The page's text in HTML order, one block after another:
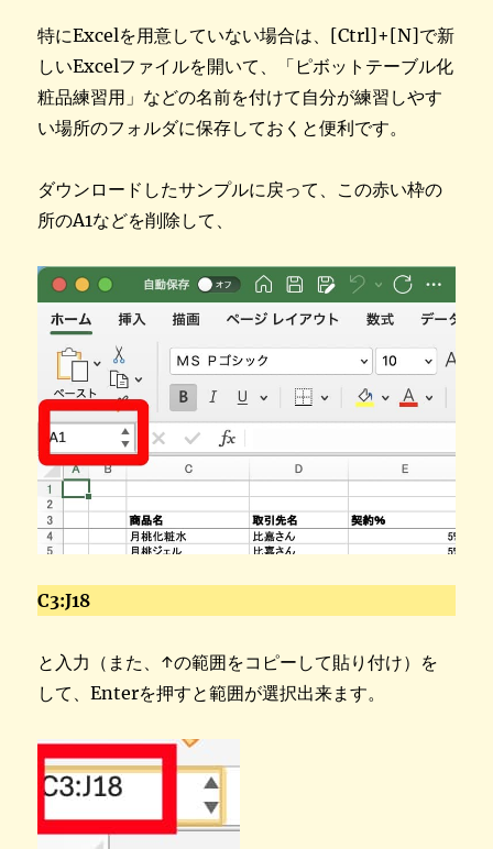
特にExcelを用意していない場合は、[Ctrl]+[N]で新
しいExcelファイルを開いて、「ピボットテーブル化
粧品練習用」などの名前を付けて自分が練習しやす
い場所のフォルダに保存しておくと便利です。
ダウンロードしたサンプルに戻って、この赤い枠の
所のA1などを削除して、
C3:J18
と入力（また、↑の範囲をコピーして貼り付け）を
して、Enterを押すと範囲が選択出来ます。